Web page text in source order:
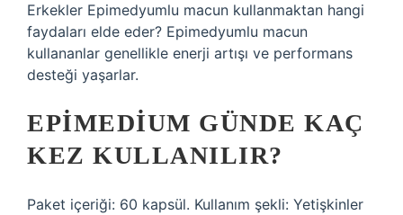
Erkekler Epimedyumlu macun kullanmaktan hangi
faydaları elde eder? Epimedyumlu macun
kullananlar genellikle enerji artışı ve performans
desteği yaşarlar.
EPIMEDIUM GÜNDE KAÇ
KEZ KULLANILIR?
Paket içeriği: 60 kapsül. Kullanım şekli: Yetişkinler